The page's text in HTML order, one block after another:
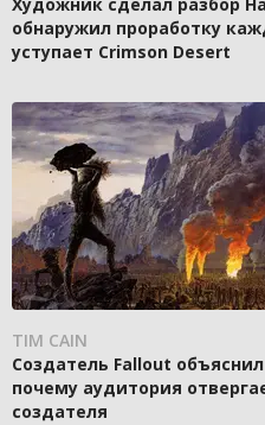
Художник сделал разбор
обнаружил проработку
уступает Crimson Desert
TIM CAIN
Создатель Fallout
почему аудитория
создателя